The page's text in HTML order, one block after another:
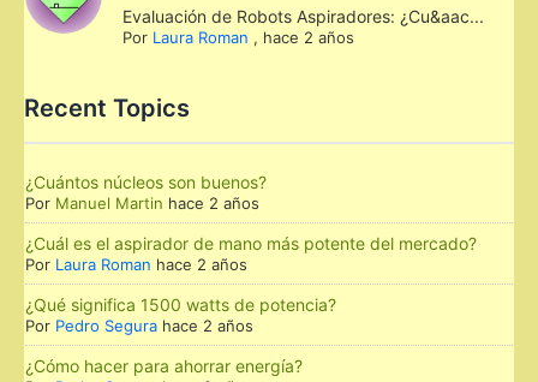
Evaluación de Robots Aspiradores: ¿Cu&aac...
Por Laura Roman , hace 2 años
Recent Topics
¿Cuántos núcleos son buenos?
Por Manuel Martin hace 2 años
¿Cuál es el aspirador de mano más potente del mercado?
Por Laura Roman hace 2 años
¿Qué significa 1500 watts de potencia?
Por Pedro Segura hace 2 años
¿Cómo hacer para ahorrar energía?